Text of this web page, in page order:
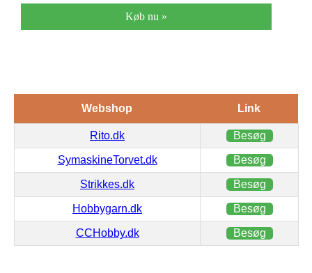
Køb nu »
Webshop Link
Rito.dk Besøg
SymaskineTorvet.dk Besøg
Strikkes.dk Besøg
Hobbygarn.dk Besøg
CCHobby.dk Besøg